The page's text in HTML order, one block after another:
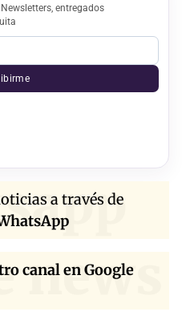
entregados
a través de
news
canal en Google